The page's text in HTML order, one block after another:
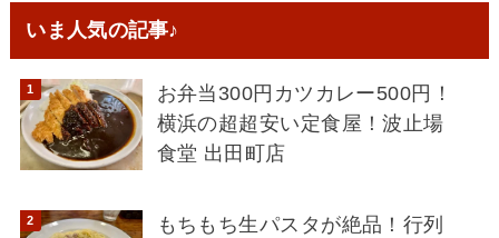
いま人気の記事♪
お弁当300円カツカレー500円！
横浜の超超安い定食屋！波止場
食堂 出田町店
もちもち生パスタが絶品！行列